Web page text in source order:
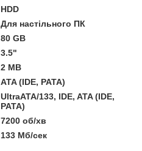
HDD
Для настільного ПК
80 GB
3.5"
2 MB
ATA (IDE, PATA)
UltraATA/133, IDE, ATA (IDE,
PATA)
7200 об/хв
133 Мб/сек